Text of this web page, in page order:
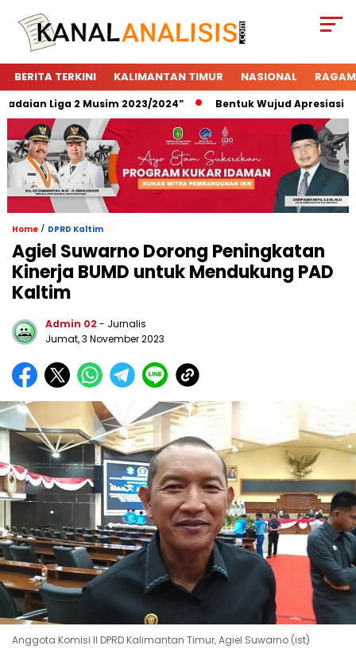
BERITA TERKINI KALIMANTAN TIMUR NASIONAL RAGAM
Liga 2 Musim 2023/2024” Bentuk Wujud Apresiasi
Home / DPRD Kaltim
Agiel Suwarno Dorong Peningkatan
Kinerja BUMD untuk Mendukung PAD
Kaltim
Admin 02 - Jurnalis
Jumat, 3 November 2023
Anggota Komisi II DPRD Kalimantan Timur, Agiel Suwarno (ist)